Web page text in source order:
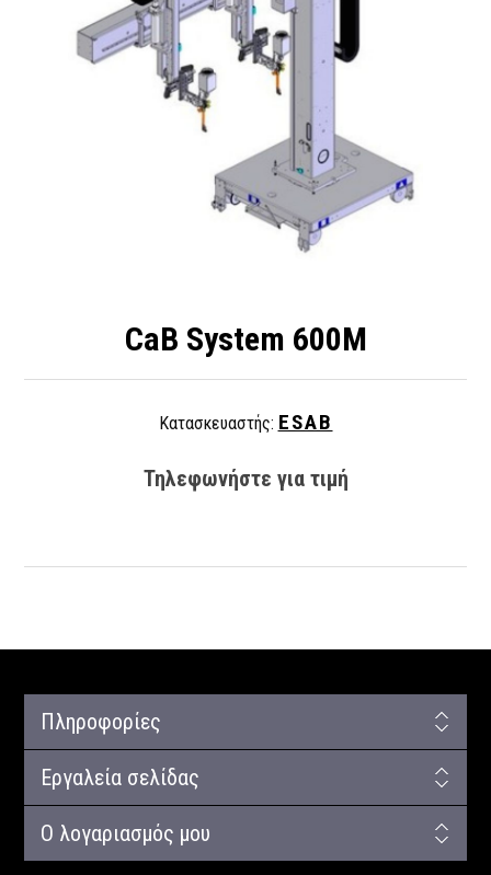
CaB System 600M
Κατασκευαστής: ESAB
Τηλεφωνήστε για τιμή
Πληροφορίες
Εργαλεία σελίδας
Ο λογαριασμός μου